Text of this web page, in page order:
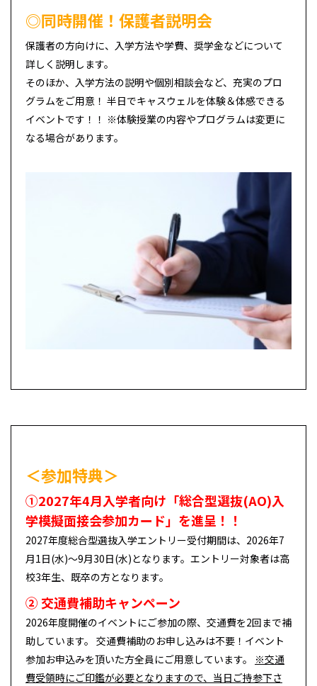
◎同時開催！保護者説明会
保護者の方向けに、入学方法や学費、奨学金などについて
詳しく説明します。
そのほか、入学方法の説明や個別相談会など、充実のプロ
グラムをご用意！ 半日でキャスウェルを体験＆体感できる
イベントです！！ ※体験授業の内容やプログラムは変更に
なる場合があります。
＜参加特典＞
①2027年4月入学者向け「総合型選抜(AO)入
学模擬面接会参加カード」を進呈！！
2027年度総合型選抜入学エントリー受付期間は、2026年7
月1日(水)～9月30日(水)となります。エントリー対象者は高
校3年生、既卒の方となります。
② 交通費補助キャンペーン
2026年度開催のイベントにご参加の際、交通費を2回まで補
助しています。 交通費補助のお申し込みは不要！イベント
参加お申込みを頂いた方全員にご用意しています。 ※交通
費受領時にご印鑑が必要となりますので、当日ご持参下さ